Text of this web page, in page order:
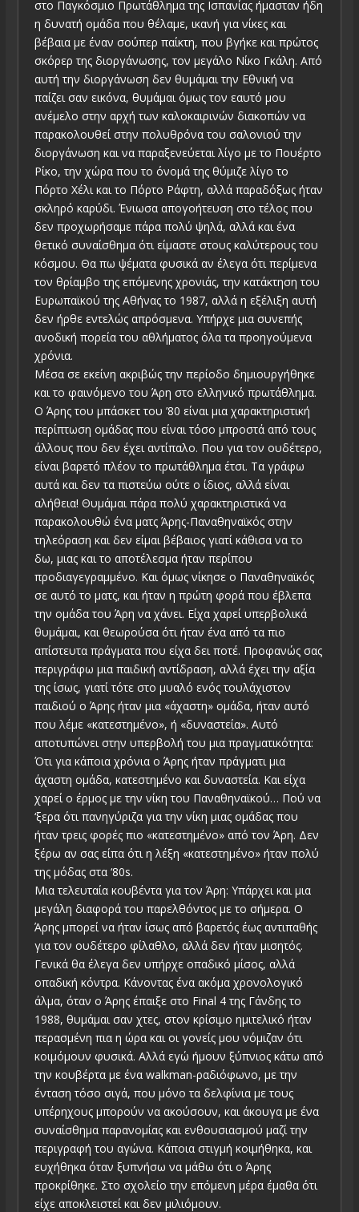
στο Παγκόσμιο Πρωτάθλημα της Ισπανίας ήμασταν ήδη
η δυνατή ομάδα που θέλαμε, ικανή για νίκες και
βέβαια με έναν σούπερ παίκτη, που βγήκε και πρώτος
σκόρερ της διοργάνωσης, τον μεγάλο Νίκο Γκάλη. Από
αυτή την διοργάνωση δεν θυμάμαι την Εθνική να
παίζει σαν εικόνα, θυμάμαι όμως τον εαυτό μου
ανέμελο στην αρχή των καλοκαιρινών διακοπών να
παρακολουθεί στην πολυθρόνα του σαλονιού την
διοργάνωση και να παραξενεύεται λίγο με το Πουέρτο
Ρίκο, την χώρα που το όνομά της θύμιζε λίγο το
Πόρτο Χέλι και το Πόρτο Ράφτη, αλλά παραδόξως ήταν
σκληρό καρύδι. Ένιωσα απογοήτευση στο τέλος που
δεν προχωρήσαμε πάρα πολύ ψηλά, αλλά και ένα
θετικό συναίσθημα ότι είμαστε στους καλύτερους του
κόσμου. Θα πω ψέματα φυσικά αν έλεγα ότι περίμενα
τον θρίαμβο της επόμενης χρονιάς, την κατάκτηση του
Ευρωπαϊκού της Αθήνας το 1987, αλλά η εξέλιξη αυτή
δεν ήρθε εντελώς απρόσμενα. Υπήρχε μια συνεπής
ανοδική πορεία του αθλήματος όλα τα προηγούμενα
χρόνια.
Μέσα σε εκείνη ακριβώς την περίοδο δημιουργήθηκε
και το φαινόμενο του Άρη στο ελληνικό πρωτάθλημα.
Ο Άρης του μπάσκετ του ’80 είναι μια χαρακτηριστική
περίπτωση ομάδας που είναι τόσο μπροστά από τους
άλλους που δεν έχει αντίπαλο. Που για τον ουδέτερο,
είναι βαρετό πλέον το πρωτάθλημα έτσι. Τα γράφω
αυτά και δεν τα πιστεύω ούτε ο ίδιος, αλλά είναι
αλήθεια! Θυμάμαι πάρα πολύ χαρακτηριστικά να
παρακολουθώ ένα ματς Άρης-Παναθηναϊκός στην
τηλεόραση και δεν είμαι βέβαιος γιατί κάθισα να το
δω, μιας και το αποτέλεσμα ήταν περίπου
προδιαγεγραμμένο. Και όμως νίκησε ο Παναθηναϊκός
σε αυτό το ματς, και ήταν η πρώτη φορά που έβλεπα
την ομάδα του Άρη να χάνει. Είχα χαρεί υπερβολικά
θυμάμαι, και θεωρούσα ότι ήταν ένα από τα πιο
απίστευτα πράγματα που είχα δει ποτέ. Προφανώς σας
περιγράφω μια παιδική αντίδραση, αλλά έχει την αξία
της ίσως, γιατί τότε στο μυαλό ενός τουλάχιστον
παιδιού ο Άρης ήταν μια «άχαστη» ομάδα, ήταν αυτό
που λέμε «κατεστημένο», ή «δυναστεία». Αυτό
αποτυπώνει στην υπερβολή του μια πραγματικότητα:
Ότι για κάποια χρόνια ο Άρης ήταν πράγματι μια
άχαστη ομάδα, κατεστημένο και δυναστεία. Και είχα
χαρεί ο έρμος με την νίκη του Παναθηναϊκού… Πού να
‘ξερα ότι πανηγύριζα για την νίκη μιας ομάδας που
ήταν τρεις φορές πιο «κατεστημένο» από τον Άρη. Δεν
ξέρω αν σας είπα ότι η λέξη «κατεστημένο» ήταν πολύ
της μόδας στα ‘80s.
Μια τελευταία κουβέντα για τον Άρη: Υπάρχει και μια
μεγάλη διαφορά του παρελθόντος με το σήμερα. Ο
Άρης μπορεί να ήταν ίσως από βαρετός έως αντιπαθής
για τον ουδέτερο φίλαθλο, αλλά δεν ήταν μισητός.
Γενικά θα έλεγα δεν υπήρχε οπαδικό μίσος, αλλά
οπαδική κόντρα. Κάνοντας ένα ακόμα χρονολογικό
άλμα, όταν ο Άρης έπαιξε στο Final 4 της Γάνδης το
1988, θυμάμαι σαν χτες, στον κρίσιμο ημιτελικό ήταν
περασμένη πια η ώρα και οι γονείς μου νόμιζαν ότι
κοιμόμουν φυσικά. Αλλά εγώ ήμουν ξύπνιος κάτω από
την κουβέρτα με ένα walkman-ραδιόφωνο, με την
ένταση τόσο σιγά, που μόνο τα δελφίνια με τους
υπέρηχους μπορούν να ακούσουν, και άκουγα με ένα
συναίσθημα παρανομίας και ενθουσιασμού μαζί την
περιγραφή του αγώνα. Κάποια στιγμή κοιμήθηκα, και
ευχήθηκα όταν ξυπνήσω να μάθω ότι ο Άρης
προκρίθηκε. Στο σχολείο την επόμενη μέρα έμαθα ότι
είχε αποκλειστεί και δεν μιλιόμουν.